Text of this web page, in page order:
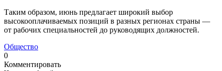
Таким образом, июнь предлагает широкий выбор
высокооплачиваемых позиций в разных регионах страны —
от рабочих специальностей до руководящих должностей.
Общество
0
Комментировать